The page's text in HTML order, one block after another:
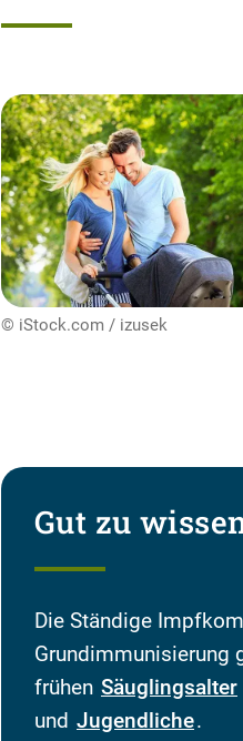
© iStock.com / izusek
Gut zu
Die Ständige
Grundimmunisierung
frühen Säuglingsalter
und Jugendliche.